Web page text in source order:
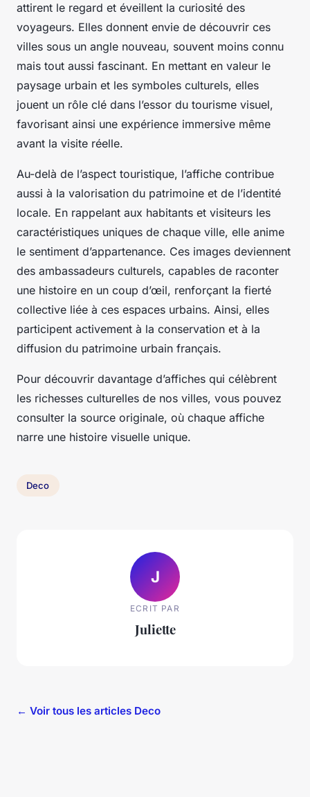
attirent le regard et éveillent la curiosité des
voyageurs. Elles donnent envie de découvrir ces
villes sous un angle nouveau, souvent moins connu
mais tout aussi fascinant. En mettant en valeur le
paysage urbain et les symboles culturels, elles
jouent un rôle clé dans l’essor du tourisme visuel,
favorisant ainsi une expérience immersive même
avant la visite réelle.
Au-delà de l’aspect touristique, l’affiche contribue
aussi à la valorisation du patrimoine et de l’identité
locale. En rappelant aux habitants et visiteurs les
caractéristiques uniques de chaque ville, elle anime
le sentiment d’appartenance. Ces images deviennent
des ambassadeurs culturels, capables de raconter
une histoire en un coup d’œil, renforçant la fierté
collective liée à ces espaces urbains. Ainsi, elles
participent activement à la conservation et à la
diffusion du patrimoine urbain français.
Pour découvrir davantage d’affiches qui célèbrent
les richesses culturelles de nos villes, vous pouvez
consulter la source originale, où chaque affiche
narre une histoire visuelle unique.
Deco
J
ECRIT PAR
Juliette
← Voir tous les articles Deco